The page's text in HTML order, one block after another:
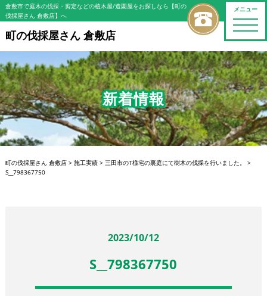
メニュー
toggle
倉敷市で庭木の伐採・剪定などの植木屋/造園屋をお探しなら【町の
伐採屋さん 倉敷店】へ
町の伐採屋さん 倉敷店
新着情報
町の伐採屋さん 倉敷店> 施工実績> 三田市のT様宅の裏庭にて樹木の伐採を行いました。
>
S__798367750
2023/10/12
S__798367750